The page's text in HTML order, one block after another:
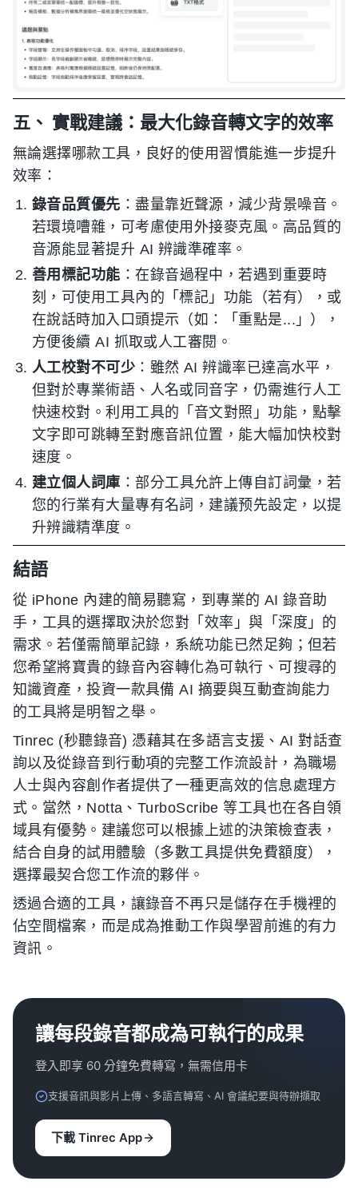
五、 實戰建議：最大化錄音轉文字的效率
無論選擇哪款工具，良好的使用習慣能進一步提升
效率：
錄音品質優先 ：盡量靠近聲源，減少背景噪音。
若環境嘈雜，可考慮使用外接麥克風。高品質的
音源能显著提升 AI 辨識準確率。
善用標記功能 ：在錄音過程中，若遇到重要時
刻，可使用工具內的「標記」功能（若有），或
在說話時加入口頭提示（如：「重點是...」），
方便後續 AI 抓取或人工審閱。
人工校對不可少 ：雖然 AI 辨識率已達高水平，
但對於專業術語、人名或同音字，仍需進行人工
快速校對。利用工具的「音文對照」功能，點擊
文字即可跳轉至對應音訊位置，能大幅加快校對
速度。
建立個人詞庫 ：部分工具允許上傳自訂詞彙，若
您的行業有大量專有名詞，建議预先設定，以提
升辨識精準度。
結語
從 iPhone 內建的簡易聽寫，到專業的 AI 錄音助
手，工具的選擇取決於您對「效率」與「深度」的
需求。若僅需簡單記錄，系統功能已然足夠；但若
您希望將寶貴的錄音內容轉化為可執行、可搜尋的
知識資產，投資一款具備 AI 摘要與互動查詢能力
的工具將是明智之舉。
Tinrec (秒聽錄音) 憑藉其在多語言支援、AI 對話查
詢以及從錄音到行動項的完整工作流設計，為職場
人士與內容創作者提供了一種更高效的信息處理方
式。當然，Notta、TurboScribe 等工具也在各自領
域具有優勢。建議您可以根據上述的決策檢查表，
結合自身的試用體驗（多數工具提供免費額度），
選擇最契合您工作流的夥伴。
透過合適的工具，讓錄音不再只是儲存在手機裡的
佔空間檔案，而是成為推動工作與學習前進的有力
資訊。
讓每段錄音都成為可執行的成果
登入即享 60 分鐘免費轉寫，無需信用卡
支援音訊與影片上傳、多語言轉寫、AI 會議紀要與待辦擷取
下載 Tinrec App